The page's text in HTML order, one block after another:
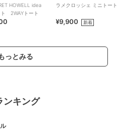
HOWELL idea
ト 2WAYトート
ラメクロッシェ ミニトート
¥9,900 新着
っとみる
ンキング